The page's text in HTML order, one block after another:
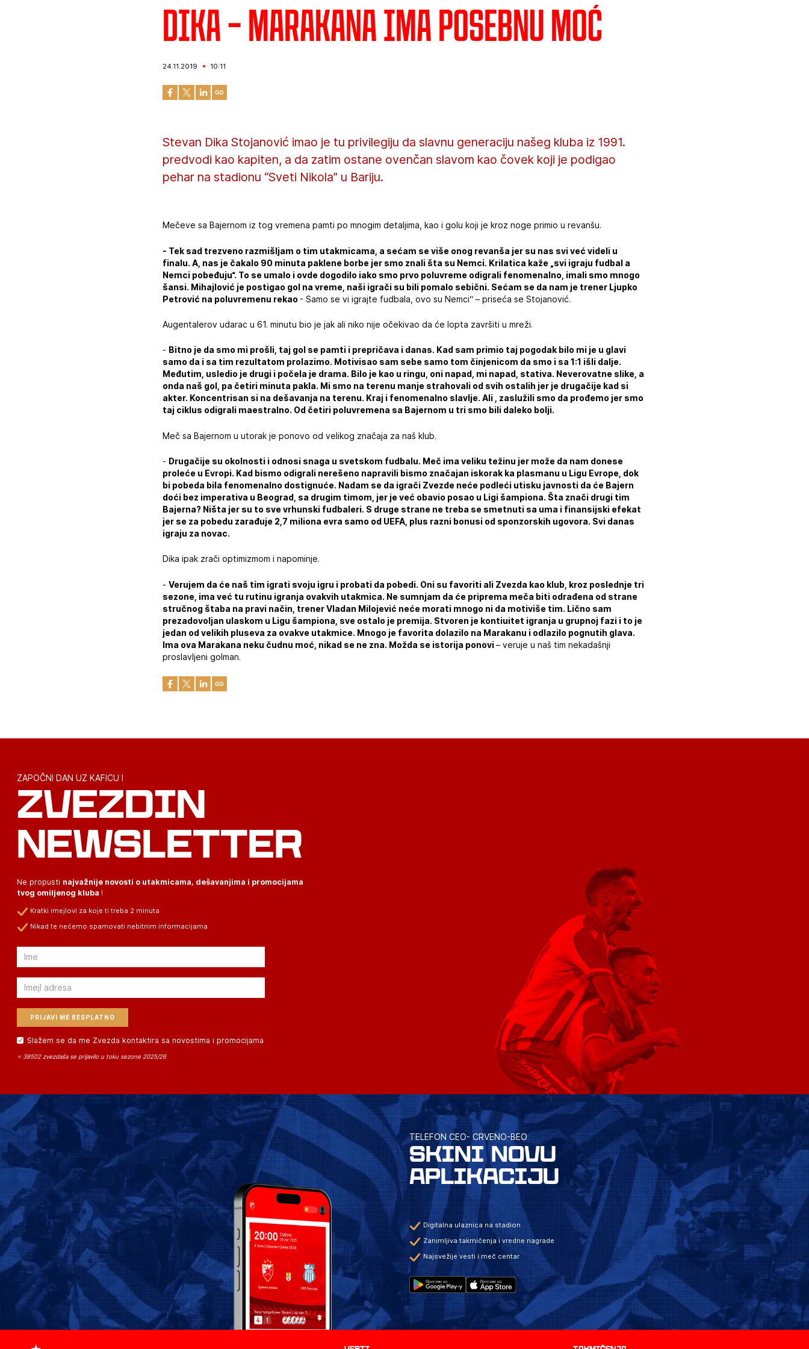
Dika – Marakana ima posebnu moć
24.11.2019 10:11
Stevan Dika Stojanović imao je tu privilegiju da slavnu generaciju našeg kluba iz 1991.
predvodi kao kapiten, a da zatim ostane ovenčan slavom kao čovek koji je podigao
pehar na stadionu “Sveti Nikola” u Bariju.
Mečeve sa Bajernom iz tog vremena pamti po mnogim detaljima, kao i golu koji je kroz noge primio u revanšu.
- Tek sad trezveno razmišljam o tim utakmicama, a sećam se više onog revanša jer su nas svi već videli u
finalu. A, nas je čakalo 90 minuta paklene borbe jer smo znali šta su Nemci. Krilatica kaže „svi igraju fudbal a
Nemci pobeđuju“. To se umalo i ovde dogodilo iako smo prvo poluvreme odigrali fenomenalno, imali smo mnogo
šansi. Mihajlović je postigao gol na vreme, naši igrači su bili pomalo sebični. Sećam se da nam je trener Ljupko
Petrović na poluvremenu rekao - Samo se vi igrajte fudbala, ovo su Nemci“ – priseća se Stojanović.
Augentalerov udarac u 61. minutu bio je jak ali niko nije očekivao da će lopta završiti u mreži.
- Bitno je da smo mi prošli, taj gol se pamti i prepričava i danas. Kad sam primio taj pogodak bilo mi je u glavi
samo da i sa tim rezultatom prolazimo. Motivisao sam sebe samo tom činjenicom da smo i sa 1:1 išli dalje.
Međutim, usledio je drugi i počela je drama. Bilo je kao u ringu, oni napad, mi napad, stativa. Neverovatne slike, a
onda naš gol, pa četiri minuta pakla. Mi smo na terenu manje strahovali od svih ostalih jer je drugačije kad si
akter. Koncentrisan si na dešavanja na terenu. Kraj i fenomenalno slavlje. Ali , zaslužili smo da prođemo jer smo
taj ciklus odigrali maestralno. Od četiri poluvremena sa Bajernom u tri smo bili daleko bolji.
Meč sa Bajernom u utorak je ponovo od velikog značaja za naš klub.
- Drugačije su okolnosti i odnosi snaga u svetskom fudbalu. Meč ima veliku težinu jer može da nam donese
proleće u Evropi. Kad bismo odigrali nerešeno napravili bismo značajan iskorak ka plasmanu u Ligu Evrope, dok
bi pobeda bila fenomenalno dostignuće. Nadam se da igrači Zvezde neće podleći utisku javnosti da će Bajern
doći bez imperativa u Beograd, sa drugim timom, jer je već obavio posao u Ligi šampiona. Šta znači drugi tim
Bajerna? Ništa jer su to sve vrhunski fudbaleri. S druge strane ne treba se smetnuti sa uma i finansijski efekat
jer se za pobedu zarađuje 2,7 miliona evra samo od UEFA, plus razni bonusi od sponzorskih ugovora. Svi danas
igraju za novac.
Dika ipak zrači optimizmom i napominje.
-Verujem da će naš tim igrati svoju igru i probati da pobedi. Oni su favoriti ali Zvezda kao klub, kroz poslednje tri
sezone, ima već tu rutinu igranja ovakvih utakmica. Ne sumnjam da će priprema meča biti odrađena od strane
stručnog štaba na pravi način, trener Vladan Milojević neće morati mnogo ni da motiviše tim. Lično sam
prezadovoljan ulaskom u Ligu šampiona, sve ostalo je premija. Stvoren je kontiuitet igranja u grupnoj fazi i to je
jedan od velikih pluseva za ovakve utakmice. Mnogo je favorita dolazilo na Marakanu i odlazilo pognutih glava.
Ima ova Marakana neku čudnu moć, nikad se ne zna. Možda se istorija ponovi– veruje u naš tim nekadašnji
proslavljeni golman.
ZAPOČNI DAN UZ KAFICU I
ZVEZDIN
NEWSLETTER
Ne propusti najvažnije novosti o utakmicama, dešavanjima i promocijama
tvog omiljenog kluba !
Kratki imejlovi za koje ti treba 2 minuta
Nikad te nećemo spamovati nebitnim informacijama
Email
Email
Slažem se da me Zvezda kontaktira sa novostima i promocijama
⭐ 38502 zvezdaša se prijavilo u toku sezone 2025/26
TELEFON CEO- CRVENO-BEO
SKINI NOVU
APLIKACIJU
Digitalna ulaznica na stadion
Zanimljiva takmičenja i vredne nagrade
Najsvežije vesti i meč centar